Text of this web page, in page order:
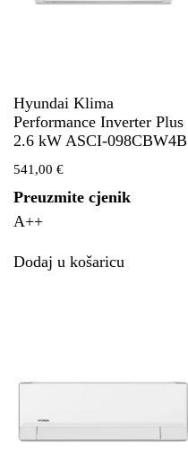
Hyundai Klima
Performance Inverter Plus
2.6 kW ASCI-098CBW4B
541,00 €
Preuzmite cjenik
A++
Dodaj u košaricu